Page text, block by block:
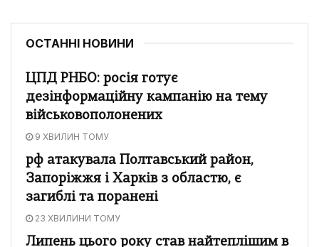
ОСТАННІ НОВИНИ
ЦПД РНБО: росія готує
дезінформаційну кампанію на тему
військовополонених
9 ХВИЛИН ТОМУ
рф атакувала Полтавський район,
Запоріжжя і Харків з областю, є
загиблі та поранені
23 ХВИЛИНИ ТОМУ
Липень цього року став найтеплішим в